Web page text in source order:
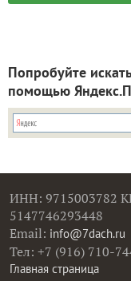
Попробуйте
помощью
ИНН: 9715003782
5147746293448
Email: info@7dach.ru
Тел: +7 (916) 710-
Главная страница